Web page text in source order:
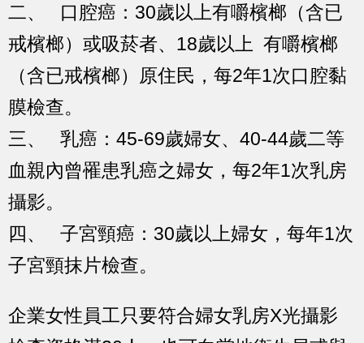
二、 口腔癌：30歲以上有嚼檳榔（含已
戒檳榔）或吸菸者、18歲以上 有嚼檳榔
（含已戒檳榔）原住民，每2年1次口腔黏
膜檢查。
三、 乳癌：45-69歲婦女、40-44歲二等
血親內曾罹患乳癌之婦女，每2年1次乳房
攝影。
四、 子宮頸癌：30歲以上婦女，每年1次
子宮頸抹片檢查。
企業女性員工只要符合婦女乳房X光攝影